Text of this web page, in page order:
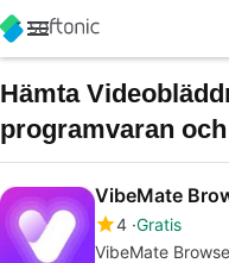
Hämta
programvaran
VibeMate
4 Gratis
VibeMate